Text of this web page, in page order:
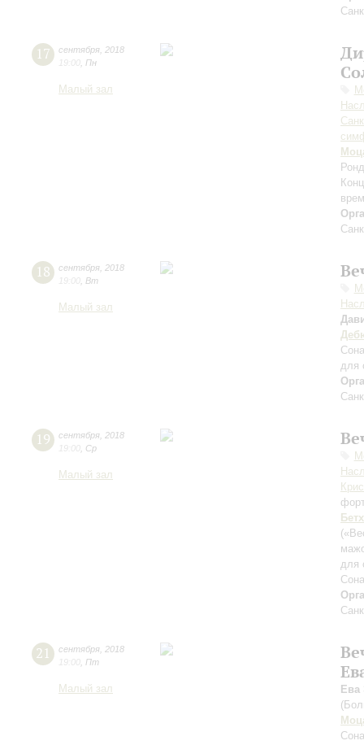
17 сентября 2018
19:00 Пн
Малый зал
18 сентября 2018
19:00 Вт
Малый зал
для
19 сентября 2018
19:00 Ср
Малый зал
для
21 сентября 2018
19:00 Пт
Малый зал
Ева